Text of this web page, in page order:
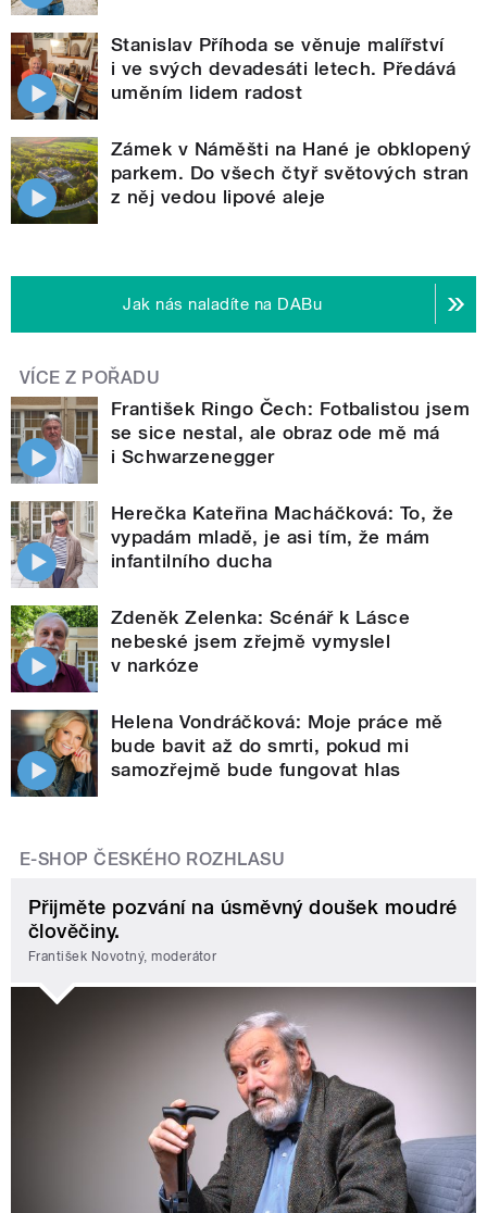
Stanislav Příhoda se věnuje malířství
i ve svých devadesáti letech. Předává
uměním lidem radost
Zámek v Náměšti na Hané je obklopený
parkem. Do všech čtyř světových stran
z něj vedou lipové aleje
Jak nás naladíte na DABu
VÍCE Z POŘADU
František Ringo Čech: Fotbalistou jsem
se sice nestal, ale obraz ode mě má
i Schwarzenegger
Herečka Kateřina Macháčková: To, že
vypadám mladě, je asi tím, že mám
infantilního ducha
Zdeněk Zelenka: Scénář k Lásce
nebeské jsem zřejmě vymyslel
v narkóze
Helena Vondráčková: Moje práce mě
bude bavit až do smrti, pokud mi
samozřejmě bude fungovat hlas
E-SHOP ČESKÉHO ROZHLASU
Přijměte pozvání na úsměvný doušek moudré
člověčiny.
František Novotný, moderátor